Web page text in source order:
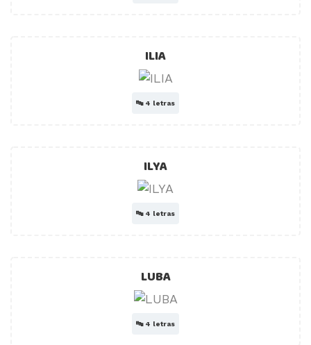
ILIA
🔤 4 letras
ILYA
🔤 4 letras
LUBA
🔤 4 letras